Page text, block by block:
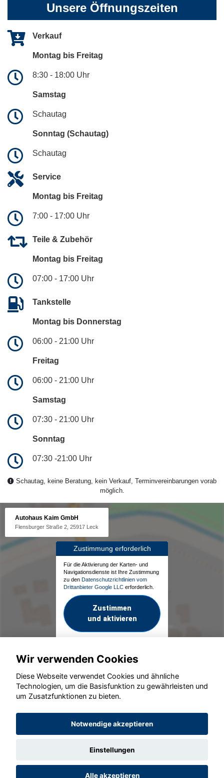
Unsere Öffnungszeiten
Verkauf
Montag bis Freitag
8:30 - 18:00 Uhr
Samstag
Schautag
Sonntag (Schautag)
Schautag
Service
Montag bis Freitag
7:00 - 17:00 Uhr
Teile & Zubehör
Montag bis Freitag
07:00 - 17:00 Uhr
Tankstelle
Montag bis Donnerstag
06:00 - 21:00 Uhr
Freitag
06:00 - 21:00 Uhr
Samstag
07:30 - 21:00 Uhr
Sonntag
07:30 -21:00 Uhr
Schautag, keine Beratung, kein Verkauf, Terminvereinbarungen vorab
möglich.
Autohaus Kaim GmbH
Flensburger Straße 2, 25917 Leck
Zustimmung erforderlich
Für die Aktivierung der Karten- und
Navigationsdienste ist Ihre Zustimmung
zu den Datenschutzrichtlinien vom
Drittanbieter Google LLC erforderlich.
Zustimmen
und aktivieren
© konjunkturmotor.de GmbH 2020 - 2026
Wir verwenden Cookies
Diese Webseite verwendet Cookies und ähnliche
Technologien, um die Basisfunktion zu gewährleisten und
um Zusatzfunktionen zu bieten.
Notwendige akzeptieren
Einstellungen
Alle akzeptieren